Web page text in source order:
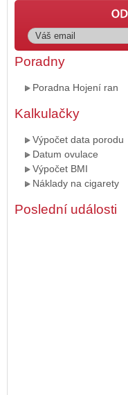
Poradny
Poradna Hojení ran
Kalkulačky
Výpočet data porodu
Datum ovulace
Výpočet BMI
Náklady na cigarety
Poslední události